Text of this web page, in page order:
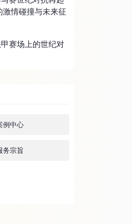
激情碰撞与未来征
赛场上的世纪对
例中心
务宗旨